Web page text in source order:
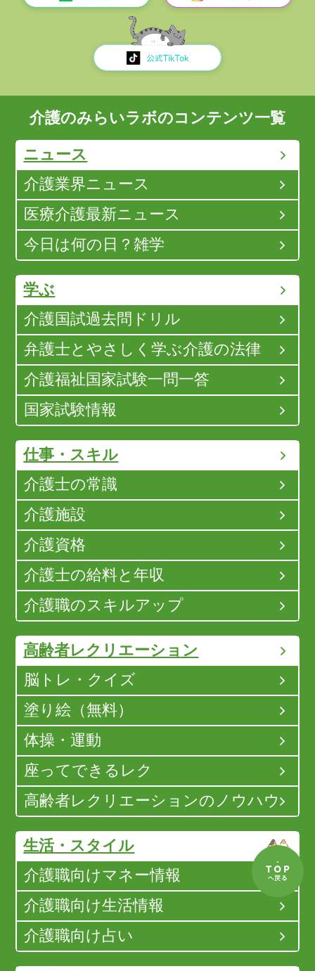
介護のみらいラボのコンテンツ一覧
ニュース
介護業界ニュース
医療介護最新ニュース
今日は何の日？雑学
学ぶ
介護国試過去問ドリル
弁護士とやさしく学ぶ介護の法律
介護福祉国家試験一問一答
国家試験情報
仕事・スキル
介護士の常識
介護施設
介護資格
介護士の給料と年収
介護職のスキルアップ
高齢者レクリエーション
脳トレ・クイズ
塗り絵（無料）
体操・運動
座ってできるレク
高齢者レクリエーションのノウハウ
生活・スタイル
介護職向けマネー情報
介護職向け生活情報
介護職向け占い